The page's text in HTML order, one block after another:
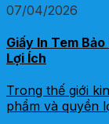
07/04/2026
Giấy In Tem
Lợi Ích
Trong thế giới
phẩm và quyền